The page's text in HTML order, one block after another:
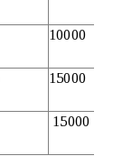
10000
15000
15000